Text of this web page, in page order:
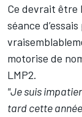
Ce devrait être
séance
motorise de
LMP2.
"Je suis
tard cette